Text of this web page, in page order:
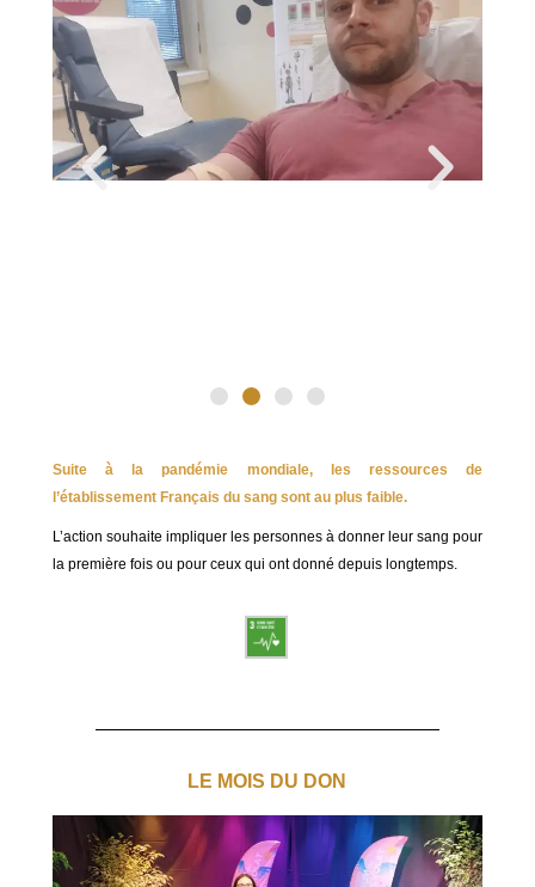
Suite à la pandémie mondiale, les ressources de
l’établissement Français du sang sont au plus faible.
L’action souhaite impliquer les personnes à donner leur sang pour
la première fois ou pour ceux qui ont donné depuis longtemps.
LE MOIS DU DON